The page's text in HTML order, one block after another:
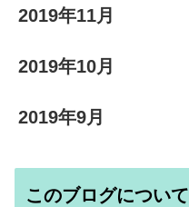
2019年11月
2019年10月
2019年9月
このブログについて